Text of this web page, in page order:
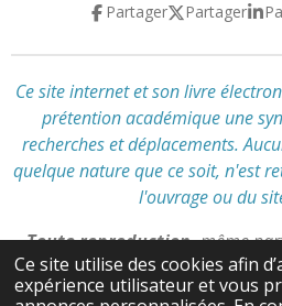
Ce site utilise des cookies afin
expérience utilisateur et vous
a
é
t
o
o
i
l
e
o
i
l
e
s
o
i
l
e
s
i
l
Partager Partager
Ce site internet et son livre
prétention académique une
recherches et déplacements.
quelque nature que ce soit, n'est
l'ouvrage ou du
Toute reproduction,même
support,est interditesans
l’auteur.